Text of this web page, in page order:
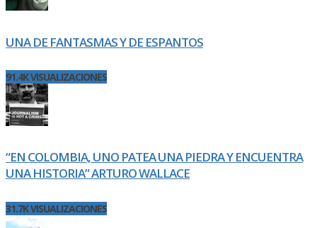
UNA DE FANTASMAS Y DE ESPANTOS
91.4K VISUALIZACIONES
“EN COLOMBIA, UNO PATEA UNA PIEDRA Y ENCUENTRA
UNA HISTORIA” ARTURO WALLACE
31.7K VISUALIZACIONES